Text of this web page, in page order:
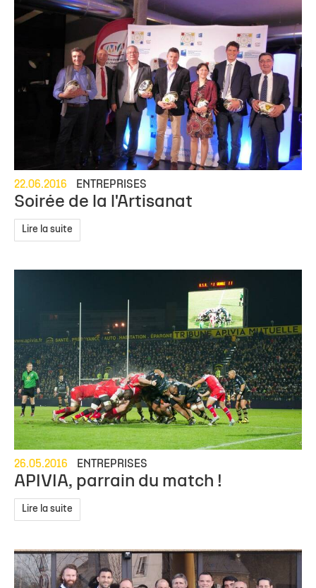
22.06.2016 ENTREPRISES
Soirée de la l'Artisanat
Lire la suite
26.05.2016 ENTREPRISES
APIVIA, parrain du match !
Lire la suite